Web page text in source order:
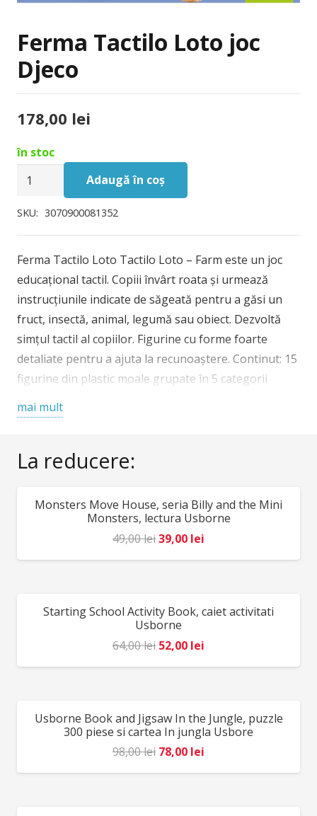
Ferma Tactilo Loto joc
Djeco
178,00 lei
în stoc
Cantitate
Tactilo
joc
Djeco
Adaugă în coș
SKU: 3070900081352
Ferma Tactilo Loto Tactilo Loto – Farm este un joc
educațional tactil. Copiii învârt roata și urmează
instrucțiunile indicate de săgeată pentru a găsi un
fruct, insectă, animal, legumă sau obiect. Dezvoltă
simțul tactil al copiilor. Figurine cu forme foarte
detaliate pentru a ajuta la recunoaștere. Continut: 15
figurine din plastic moale grupate în 5 categorii
roaba, adapatoare, salata verde, ridichi, morcov,
recomandată: + 3 ani. Confecționat din materiale
reglementărilor EN71 & ASTM. AVERTISMENT:
Contraindicat copiilor sub 3 ani. Conține piese mici ce
pot fi inghițite. Pericol de sufocare. A se utiliza sub
directa supraveghere a unei persoane adulte.
mai mult
La reducere:
REDUCERI!
Monsters Move House, seria Billy and the Mini
Monsters, lectura Usborne
49,00leiPrețul
inițial
49,00 lei.
39,00 lei
curent
REDUCERI!
Starting School Activity Book, caiet activitati
Usborne
64,00lei Prețul
inițial
64,00 lei.
52,00 lei
curent
REDUCERI!
Usborne Book and Jigsaw In the Jungle, puzzle
300 piese si cartea In jungla Usbore
98,00lei Prețul
inițial
78,00 lei
curent